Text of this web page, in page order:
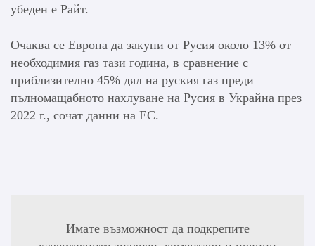
убеден е Райт.
Очаква се Европа да закупи от Русия около 13% от
необходимия газ тази година, в сравнение с
приблизително 45% дял на руския газ преди
пълномащабното нахлуване на Русия в Украйна през
2022 г., сочат данни на ЕС.
Имате възможност да подкрепите